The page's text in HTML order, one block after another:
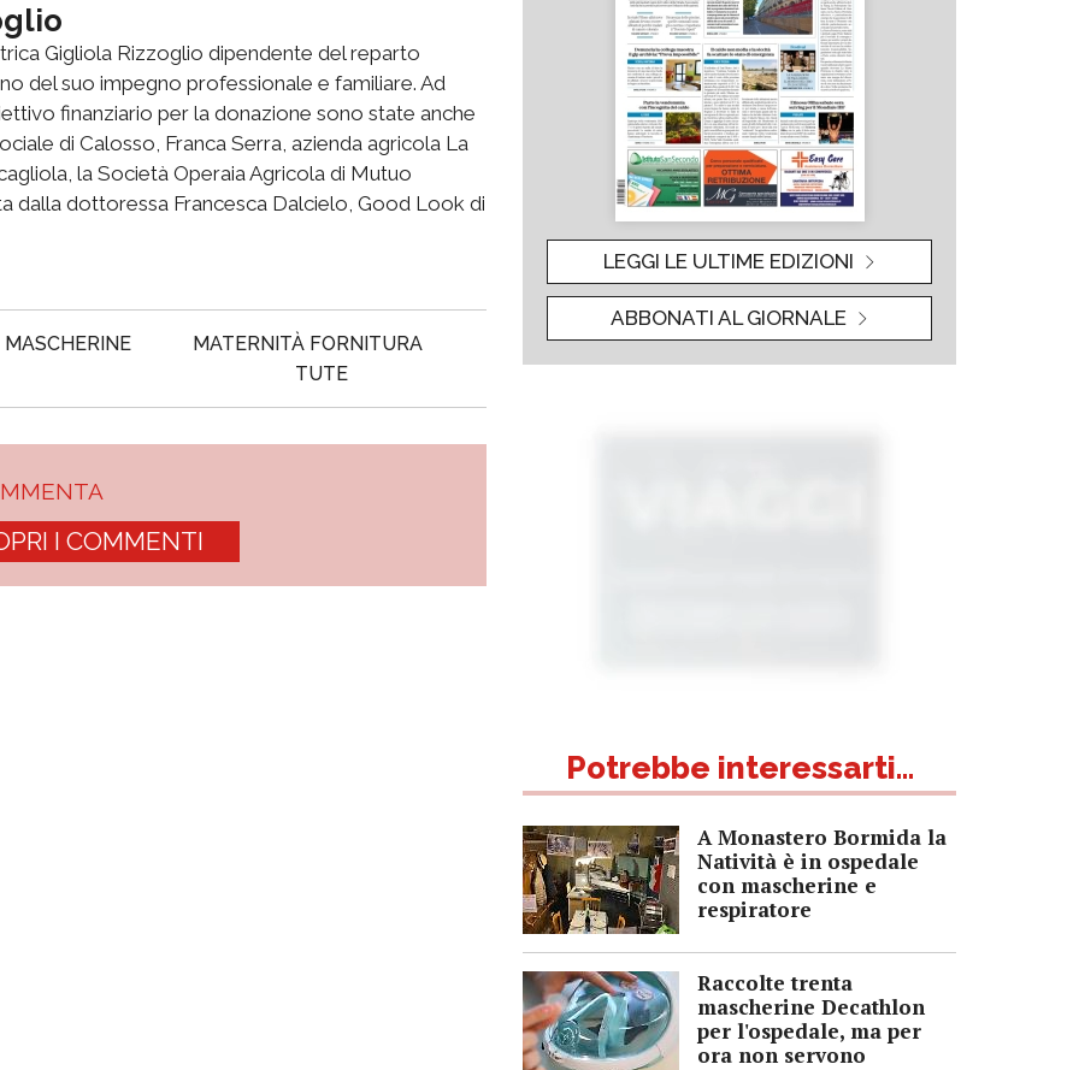
Gigliola Rizzoglio dipendente del reparto
del suo impegno professionale e familiare. Ad
finanziario per la donazione sono state anche
di Calosso, Franca Serra, azienda agricola La
la Società Operaia Agricola di Mutuo
dalla dottoressa Francesca Dalcielo, Good Look di
MASCHERINE
MATERNITÀ FORNITURA
TUTE
I COMMENTI
LEGGI LE ULTIME EDIZIONI
ABBONATI AL GIORNALE
Potrebbe interessarti...
A Monastero Bormida la
Natività è in ospedale
con mascherine e
respiratore
Raccolte trenta
mascherine Decathlon
per l'ospedale, ma per
ora non servono